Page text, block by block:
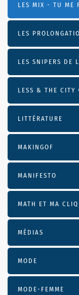
LES MIX - TU ME
LES
LES SNIPERS DE
LESS & THE CITY
LITTÉRATURE
MAKINGOF
MANIFESTO
MATH ET MA
MÉDIAS
MODE
MODE-FEMME